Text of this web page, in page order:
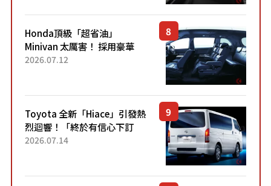
Honda頂級「超省油」
Minivan 太厲害！ 採用豪華
「真皮座椅」與專屬「黑色內
「三...
2026.07.12
Toyota 全新「Hiace」引發熱
烈迴響！「終於有信心下訂
了！」「哪個等級交車最
車？...
2026.07.14